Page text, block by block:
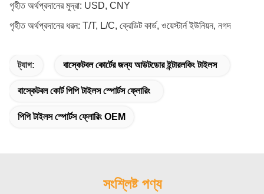
গৃহীত অর্থপ্রদানের মুদ্রা: USD, CNY
গৃহীত অর্থপ্রদানের ধরন: T/T, L/C, ক্রেডিট কার্ড, ওয়েস্টার্ন ইউনিয়ন, নগদ
ট্যাগ: বাস্কেটবল কোর্টের জন্য আউটডোর ইন্টারলকিং টাইলস
বাস্কেটবল কোর্ট পিপি টাইলস স্পোর্টস ফ্লোরিং
পিপি টাইলস স্পোর্টস ফ্লোরিং OEM
সংশ্লিষ্ট পণ্য